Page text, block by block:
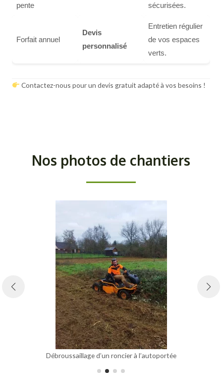
pente
sécurisées.
Forfait annuel
Devis
personnalisé
Entretien régulier
de vos espaces
verts.
Contactez-nous pour un devis gratuit adapté à vos besoins !
Nos photos de chantiers
Débroussaillage d’un roncier à l’autoportée